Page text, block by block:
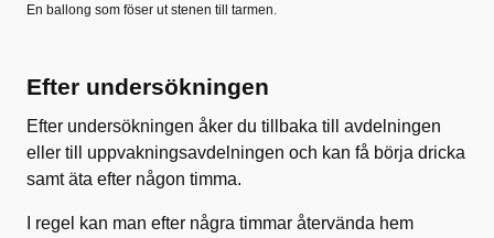
En ballong som föser ut stenen till tarmen.
Efter undersökningen
Efter undersökningen åker du tillbaka till avdelningen
eller till uppvakningsavdelningen och kan få börja dricka
samt äta efter någon timma.
I regel kan man efter några timmar återvända hem